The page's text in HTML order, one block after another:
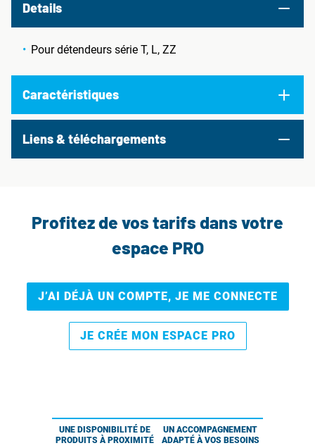
Details
Pour détendeurs série T, L, ZZ
Caractéristiques
Liens & téléchargements
Profitez de vos tarifs dans votre
espace PRO
J’AI DÉJÀ UN COMPTE, JE ME CONNECTE
JE CRÉE MON ESPACE PRO
UNE DISPONIBILITÉ DE
PRODUITS À PROXIMITÉ
UN ACCOMPAGNEMENT
ADAPTÉ À VOS BESOINS